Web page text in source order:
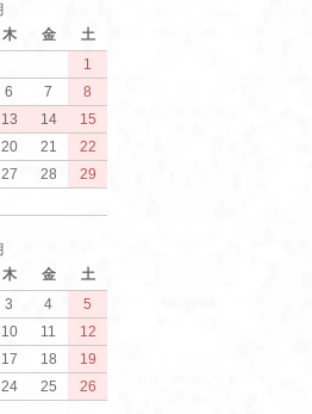
木 金
土
1
6 7
8
13 14
15
20 21
22
27 28
29
木 金
土
3 4
5
10 11
12
17 18
19
24 25
26